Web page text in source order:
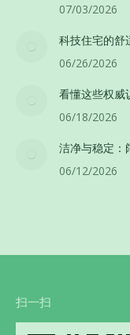
07/03/2026
科技住宅的舒
06/26/2026
看懂这些权威
06/18/2026
洁净与稳定：
06/12/2026
扫一扫